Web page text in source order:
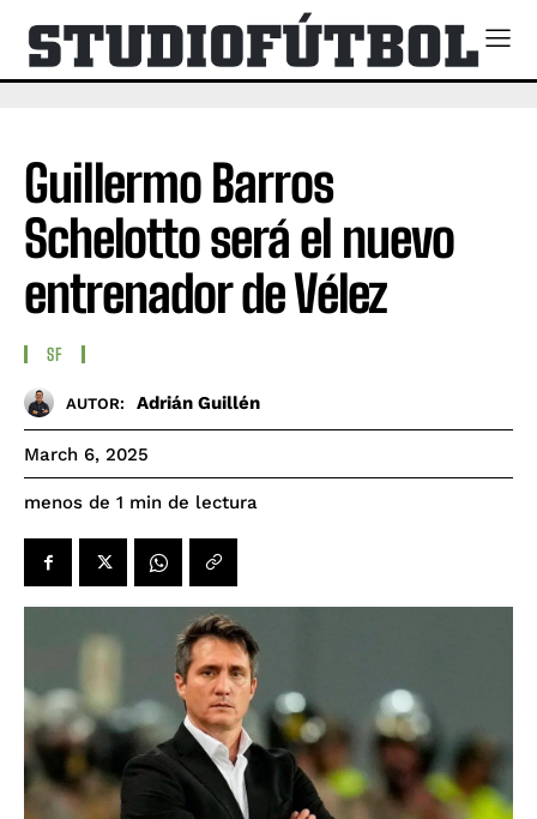
Guillermo Barros
Schelotto será el nuevo
entrenador de Vélez
SF
AUTOR: Adrián Guillén
March 6, 2025
menos de 1 min de lectura